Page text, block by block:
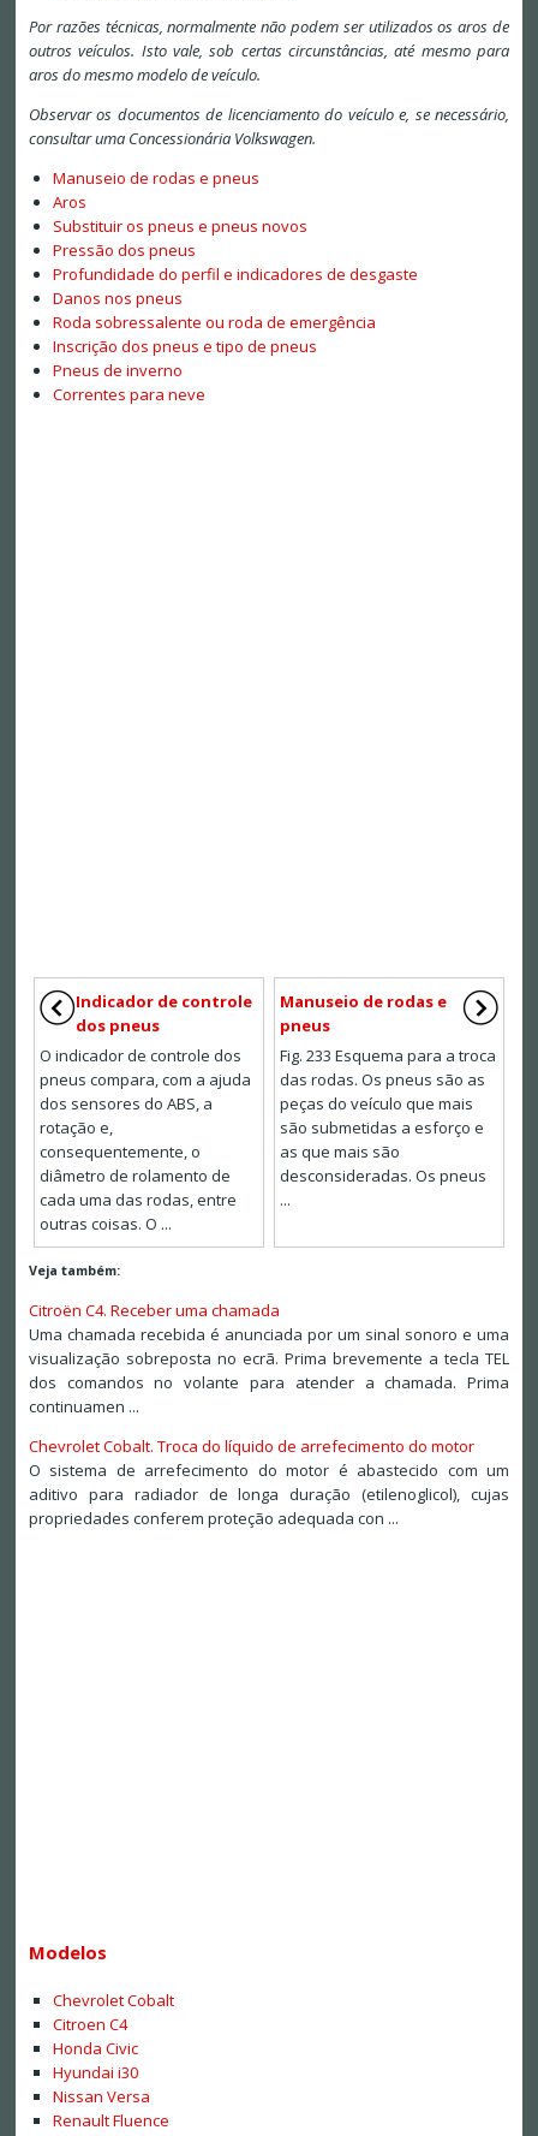
Por razões técnicas, normalmente não podem ser utilizados os aros de
outros veículos. Isto vale, sob certas circunstâncias, até mesmo para
aros do mesmo modelo de veículo.
Observar os documentos de licenciamento do veículo e, se necessário,
consultar uma Concessionária Volkswagen.
Manuseio de rodas e pneus
Aros
Substituir os pneus e pneus novos
Pressão dos pneus
Profundidade do perfil e indicadores de desgaste
Danos nos pneus
Roda sobressalente ou roda de emergência
Inscrição dos pneus e tipo de pneus
Pneus de inverno
Correntes para neve
Indicador de controle
dos pneus
O indicador de controle dos
pneus compara, com a ajuda
dos sensores do ABS, a
rotação e,
consequentemente, o
diâmetro de rolamento de
cada uma das rodas, entre
outras coisas. O ...
Manuseio de rodas e
pneus
Fig. 233 Esquema para a troca
das rodas. Os pneus são as
peças do veículo que mais
são submetidas a esforço e
as que mais são
desconsideradas. Os pneus
...
Veja também:
Citroën C4. Receber uma chamada
Uma chamada recebida é anunciada por um sinal sonoro e uma
visualização sobreposta no ecrã. Prima brevemente a tecla TEL
dos comandos no volante para atender a chamada. Prima
continuamen ...
Chevrolet Cobalt. Troca do líquido de arrefecimento do motor
O sistema de arrefecimento do motor é abastecido com um
aditivo para radiador de longa duração (etilenoglicol), cujas
propriedades conferem proteção adequada con ...
Modelos
Chevrolet Cobalt
Citroen C4
Honda Civic
Hyundai i30
Nissan Versa
Renault Fluence